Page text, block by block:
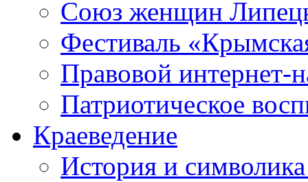
Союз женщин
Фестиваль
Правовой интернет-
Патриотическое
Краеведение
История и